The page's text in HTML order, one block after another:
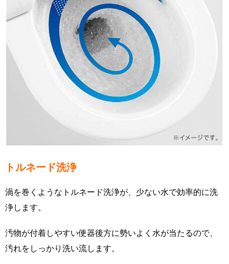
トルネード洗浄
渦を巻くようなトルネード洗浄が、少ない水で効率的に洗
浄します。
汚物が付着しやすい便器後方に勢いよく水が当たるので、
汚れをしっかり洗い流します。